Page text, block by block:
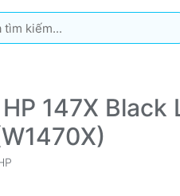
Kết quả sẽ tự động xuất
147X Black